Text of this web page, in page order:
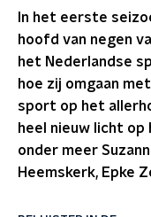
In het eerste
hoofd van negen
het Nederlandse
hoe zij omgaan
sport op het
heel nieuw licht
onder meer
Heemskerk, Epke